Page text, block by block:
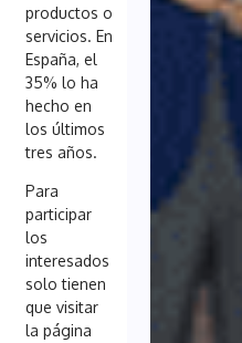
productos o
servicios. En
España, el
35% lo ha
hecho en
los últimos
tres años.
Para
participar
los
interesados
solo tienen
que visitar
la página